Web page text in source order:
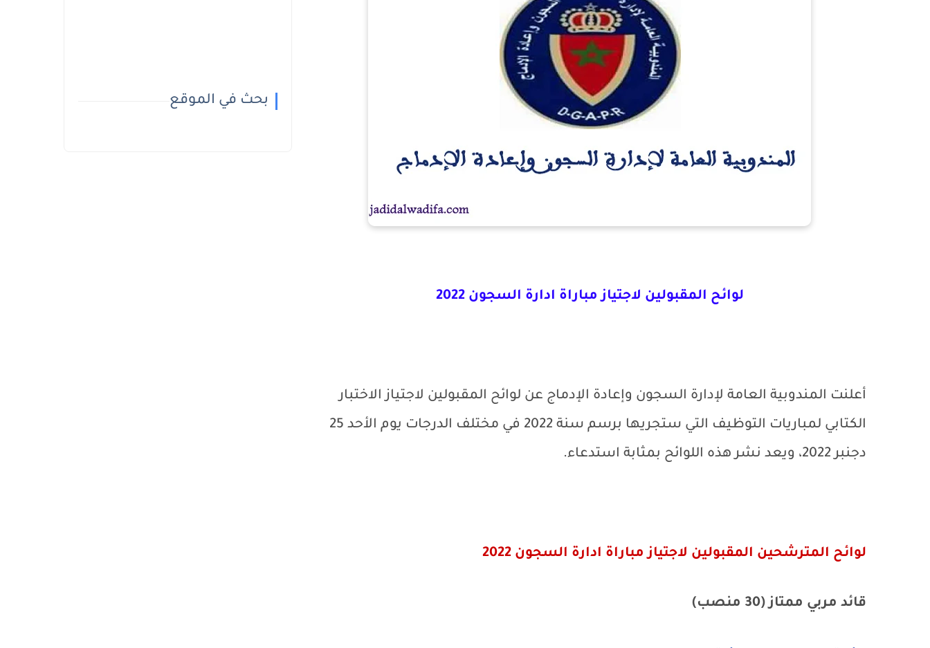
لوائح المقبولين لاجتياز مباراة ادارة السجون 2022
أعلنت المندوبية العامة لإدارة السجون وإعادة الإدماج عن لوائح المقبولين لاجتياز الاختبار
الكتابي لمباريات التوظيف التي ستجريها برسم سنة 2022 في مختلف الدرجات يوم الأحد 25
دجنبر 2022، ويعد نشر هذه اللوائح بمثابة استدعاء.
لوائح المترشحين المقبولين لاجتياز مباراة ادارة السجون 2022
قائد مربي ممتاز (30 منصب)
بحث في الموقع